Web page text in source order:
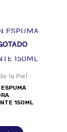
la Piel
150ML